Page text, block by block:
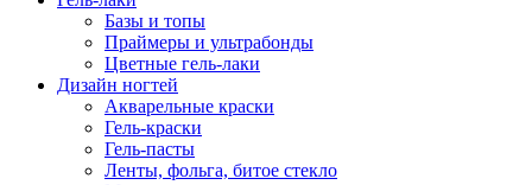
Базы и топы
Праймеры и ультрабонды
Цветные гель-лаки
Дизайн ногтей
Акварельные краски
Гель-краски
Гель-пасты
Ленты, фольга, битое стекло